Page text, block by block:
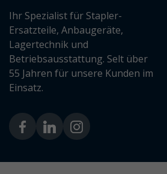
Ihr Spezialist für Stapler-
Ersatzteile, Anbaugeräte,
Lagertechnik und
Betriebsausstattung. Selt über
55 Jahren für unsere Kunden im
Einsatz.